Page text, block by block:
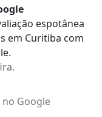
espotânea
em Curitiba com
Google